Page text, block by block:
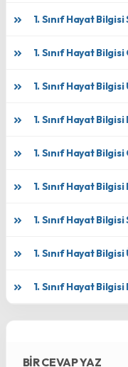
1. Sınıf Hayat Bilgisi
1. Sınıf Hayat
1. Sınıf Hayat
1. Sınıf Hayat
1. Sınıf Hayat
1. Sınıf Hayat
1. Sınıf Hayat Bilgisi
1. Sınıf Hayat
1. Sınıf Hayat
BIR CEVAP YAZ